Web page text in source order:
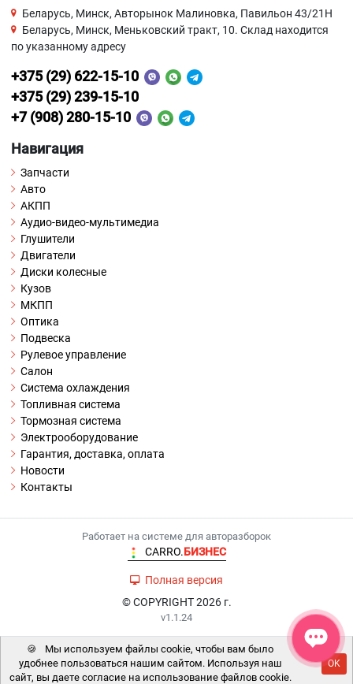
Беларусь, Минск, Авторынок Малиновка, Павильон 43/21Н
Беларусь, Минск, Меньковский тракт, 10. Склад находится
по указанному адресу
+375 (29) 622-15-10
+375 (29) 239-15-10
+7 (908) 280-15-10
Навигация
Запчасти
Авто
АКПП
Аудио-видео-мультимедиа
Глушители
Двигатели
Диски колесные
Кузов
МКПП
Оптика
Подвеска
Рулевое управление
Салон
Система охлаждения
Топливная система
Тормозная система
Электрооборудование
Гарантия, доставка, оплата
Новости
Контакты
Работает на системе для авторазборок
CARRO.БИЗНЕС
Полная версия
© COPYRIGHT 2026 г.
v1.1.24
🍪
Мы используем файлы cookie, чтобы вам было
удобнее пользоваться нашим сайтом. Используя наш
сайт, вы даете согласие на использование файлов cookie.
OK